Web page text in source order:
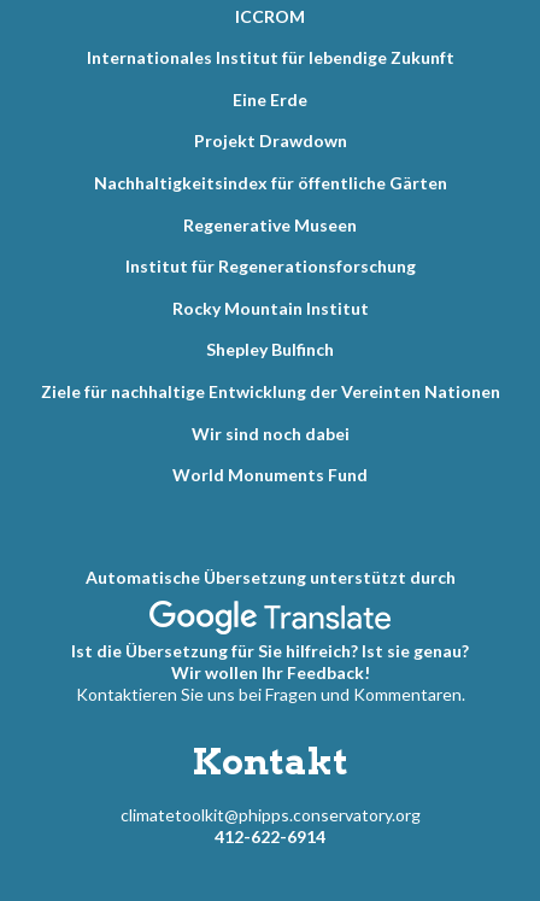
ICCROM
Internationales Institut für lebendige Zukunft
Eine Erde
Projekt Drawdown
Nachhaltigkeitsindex für öffentliche Gärten
Regenerative Museen
Institut für Regenerationsforschung
Rocky Mountain Institut
Shepley Bulfinch
Ziele für nachhaltige Entwicklung der Vereinten Nationen
Wir sind noch dabei
World Monuments Fund
Automatische Übersetzung unterstützt durch
Ist die Übersetzung für Sie hilfreich? Ist sie genau?
Wir wollen Ihr Feedback!
Kontaktieren Sie uns bei Fragen und Kommentaren.
Kontakt
climatetoolkit@phipps.conservatory.org
412-622-6914